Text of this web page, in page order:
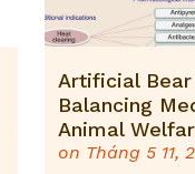
on Tháng 5 11,
Artificial
Balancing
Animal